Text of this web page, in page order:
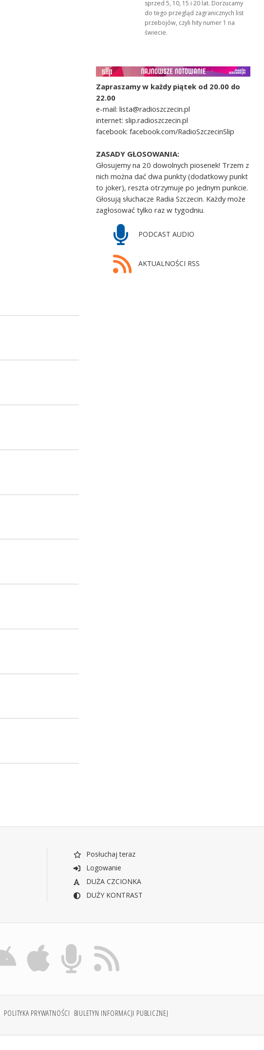
sprzed 5, 10, 15 i 20 lat. Dorzucamy
do tego przegląd zagranicznych list
przebojów, czyli hity numer 1 na
świecie.
Zapraszamy w każdy piątek od 20.00 do
22.00
e-mail: lista@radioszczecin.pl
internet: slip.radioszczecin.pl
facebook: facebook.com/RadioSzczecinSlip
ZASADY GŁOSOWANIA:
Głosujemy na 20 dowolnych piosenek! Trzem z
nich można dać dwa punkty (dodatkowy punkt
to joker), reszta otrzymuje po jednym punkcie.
Głosują słuchacze Radia Szczecin. Każdy może
zagłosować tylko raz w tygodniu.
PODCAST AUDIO
AKTUALNOŚCI RSS
Posłuchaj teraz
Logowanie
DUŻA CZCIONKA
DUŻY KONTRAST
POLITYKA PRYWATNOŚCI BIULETYN INFORMACJI PUBLICZNEJ